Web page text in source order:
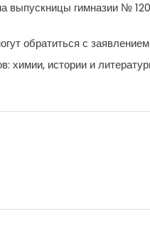
выпускницы гимназии №
обратиться с
химии, истории и